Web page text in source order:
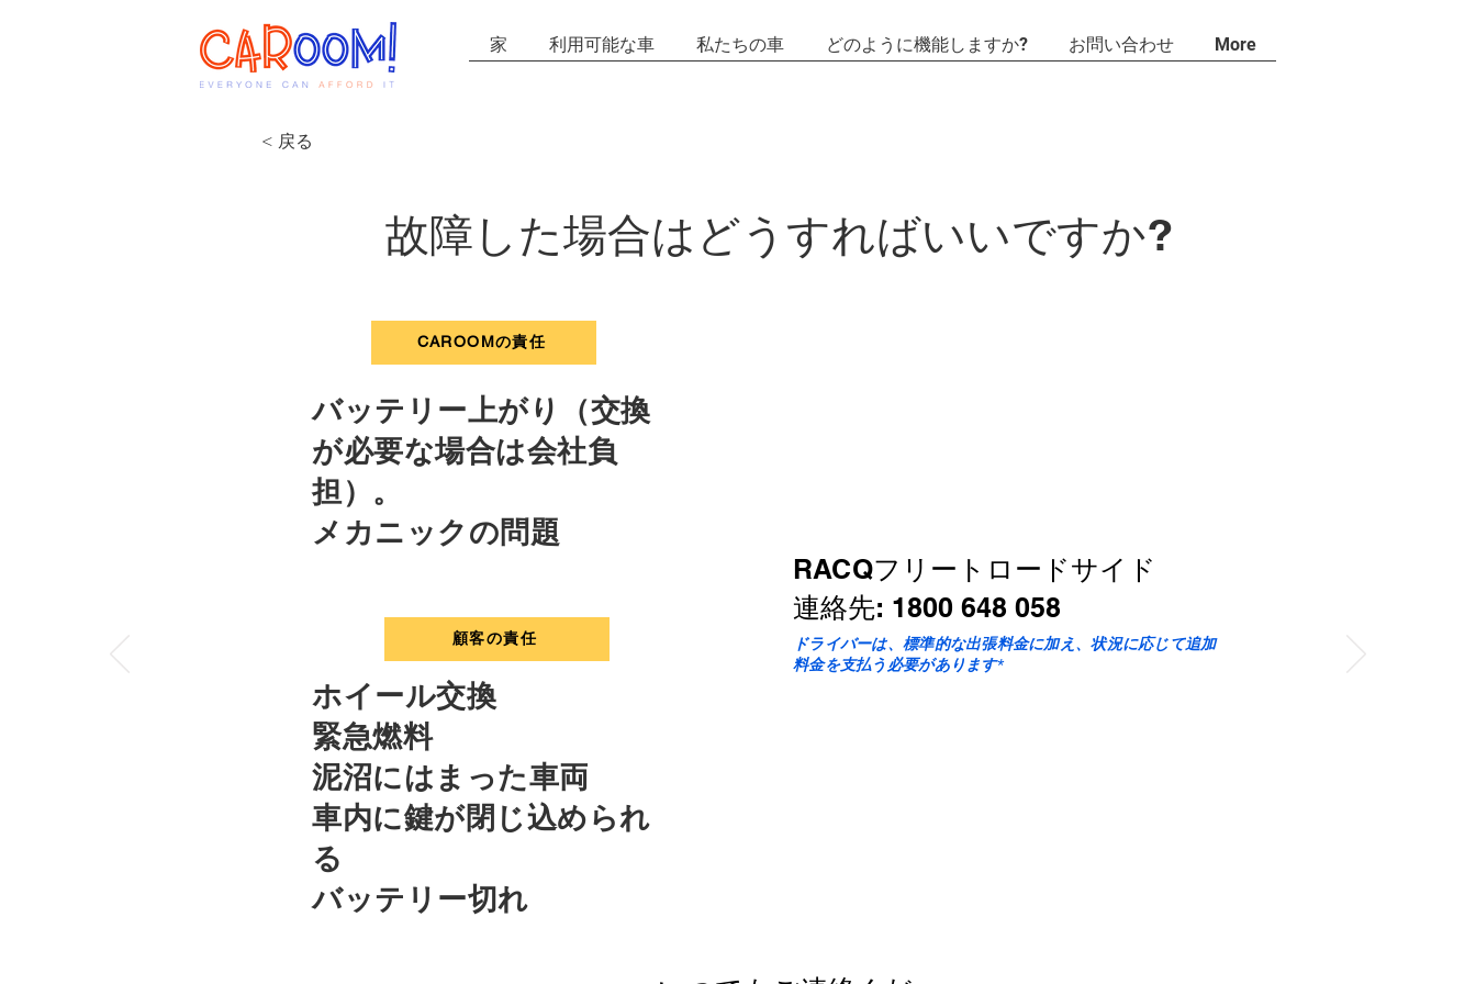
家 利用可能な車 私たちの車 どのように機能しますか? お問い合わせ More
< 戻る
故障した場合はどうすればいいですか?
バッテリー上がり（交換
が必要な場合は会社負
担）。
メカニックの問題
CAROOMの責任
顧客の責任
RACQフリートロードサイド
連絡先: 1800 648 058
ドライバーは、標準的な出張料金に加え、状況に応じて追加
料金を支払う必要があります*
ホイール交換
緊急燃料
泥沼にはまった車両
車内に鍵が閉じ込められ
る
バッテリー切れ